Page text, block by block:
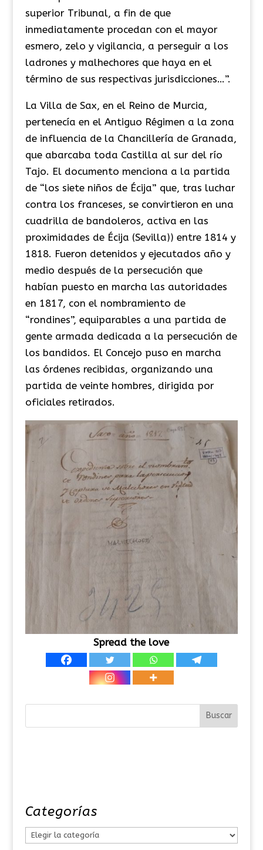
superior Tribunal, a fin de que
inmediatamente procedan con el mayor
esmero, zelo y vigilancia, a perseguir a los
ladrones y malhechores que haya en el
término de sus respectivas jurisdicciones…”.
La Villa de Sax, en el Reino de Murcia,
pertenecía en el Antiguo Régimen a la zona
de influencia de la Chancillería de Granada,
que abarcaba toda Castilla al sur del río
Tajo. El documento menciona a la partida
de “los siete niños de Écija” que, tras luchar
contra los franceses, se convirtieron en una
cuadrilla de bandoleros, activa en las
proximidades de Écija (Sevilla)) entre 1814 y
1818. Fueron detenidos y ejecutados año y
medio después de la persecución que
habían puesto en marcha las autoridades
en 1817, con el nombramiento de
“rondines”, equiparables a una partida de
gente armada dedicada a la persecución de
los bandidos. El Concejo puso en marcha
las órdenes recibidas, organizando una
partida de veinte hombres, dirigida por
oficiales retirados.
Spread the love
Categorías